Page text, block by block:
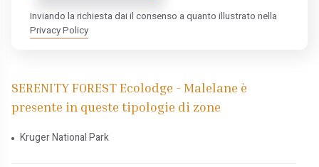
Inviando la richiesta dai il consenso a quanto illustrato nella
Privacy Policy
SERENITY FOREST Ecolodge - Malelane è
presente in queste tipologie di zone
Kruger National Park